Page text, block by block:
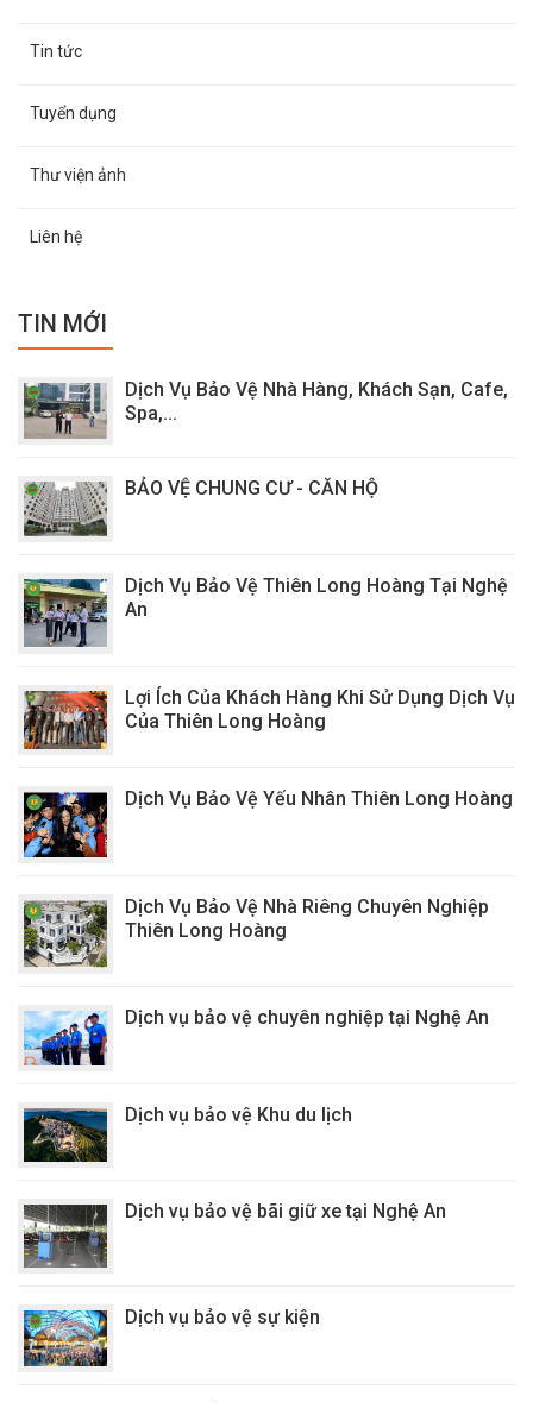
Tin tức
Tuyển dụng
Thư viện ảnh
Liên hệ
TIN MỚI
Dịch Vụ Bảo Vệ Nhà Hàng, Khách Sạn, Cafe,
Spa,...
BẢO VỆ CHUNG CƯ - CĂN HỘ
Dịch Vụ Bảo Vệ Thiên Long Hoàng Tại Nghệ
An
Lợi Ích Của Khách Hàng Khi Sử Dụng Dịch Vụ
Của Thiên Long Hoàng
Dịch Vụ Bảo Vệ Yếu Nhân Thiên Long Hoàng
Dịch Vụ Bảo Vệ Nhà Riêng Chuyên Nghiệp
Thiên Long Hoàng
Dịch vụ bảo vệ chuyên nghiệp tại Nghệ An
Dịch vụ bảo vệ Khu du lịch
Dịch vụ bảo vệ bãi giữ xe tại Nghệ An
Dịch vụ bảo vệ sự kiện